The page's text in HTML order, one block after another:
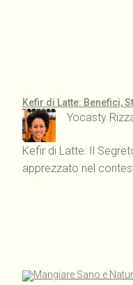
Kefir di Latte: Benefici,
Yocasty
Kefir di Latte: Il
apprezzato nel